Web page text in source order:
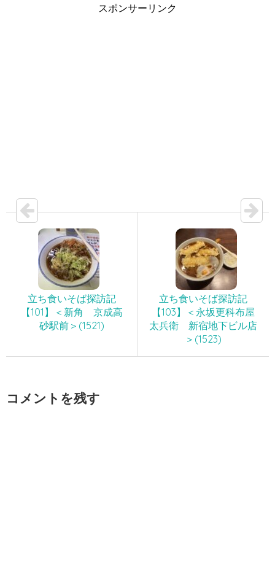
スポンサーリンク
立ち食いそば探訪記
【101】＜新角 京成高
砂駅前＞(1521)
立ち食いそば探訪記
【103】＜永坂更科布屋
太兵衛 新宿地下ビル店
＞(1523)
コメントを残す